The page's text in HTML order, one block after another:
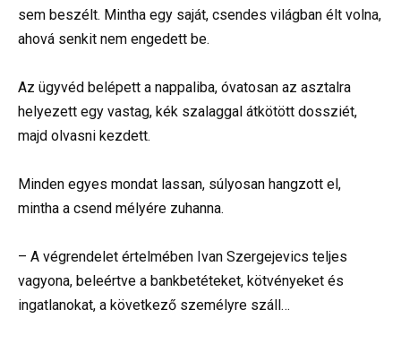
sem beszélt. Mintha egy saját, csendes világban élt volna,
ahová senkit nem engedett be.
Az ügyvéd belépett a nappaliba, óvatosan az asztalra
helyezett egy vastag, kék szalaggal átkötött dossziét,
majd olvasni kezdett.
Minden egyes mondat lassan, súlyosan hangzott el,
mintha a csend mélyére zuhanna.
– A végrendelet értelmében Ivan Szergejevics teljes
vagyona, beleértve a bankbetéteket, kötvényeket és
ingatlanokat, a következő személyre száll…